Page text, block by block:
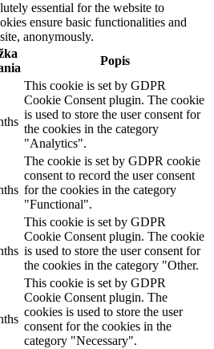
essential for the website to
ensure basic functionalities and
anonymously.
Popis
This cookie is set by GDPR
Cookie Consent plugin. The cookie
is used to store the user consent for
the cookies in the category
"Analytics".
The cookie is set by GDPR cookie
consent to record the user consent
for the cookies in the category
"Functional".
This cookie is set by GDPR
Cookie Consent plugin. The cookie
is used to store the user consent for
the cookies in the category "Other.
This cookie is set by GDPR
Cookie Consent plugin. The
cookies is used to store the user
consent for the cookies in the
category "Necessary".